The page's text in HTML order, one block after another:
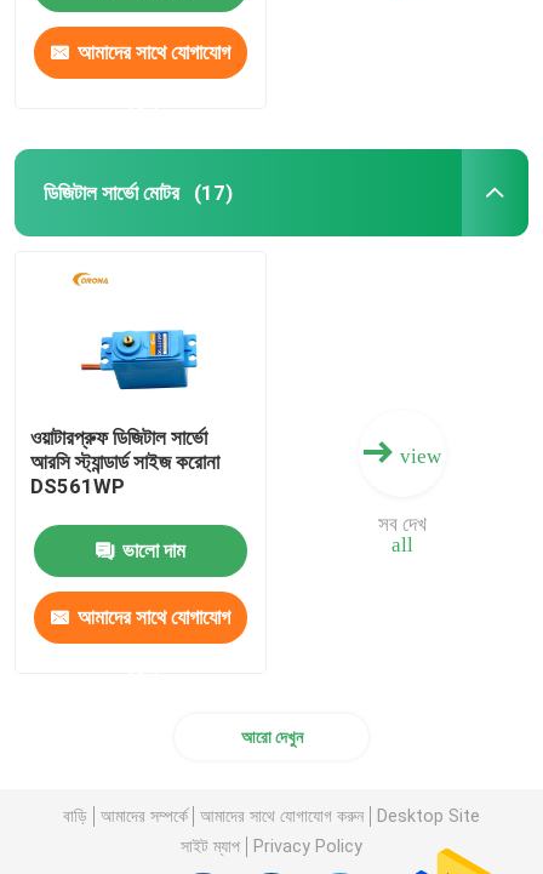
আমাদের সাথে যোগাযোগ
ডিজিটাল সার্ভো মোটর (17)
ওয়াটারপ্রুফ ডিজিটাল সার্ভো
আরসি স্ট্যান্ডার্ড সাইজ করোনা
DS561WP
ভালো দাম
আমাদের সাথে যোগাযোগ
view
all
সব দেখ
আরো দেখুন
বাড়ি আমাদের সম্পর্কে আমাদের সাথে যোগাযোগ করুন
Desktop Site
সাইট ম্যাপ
Privacy Policy